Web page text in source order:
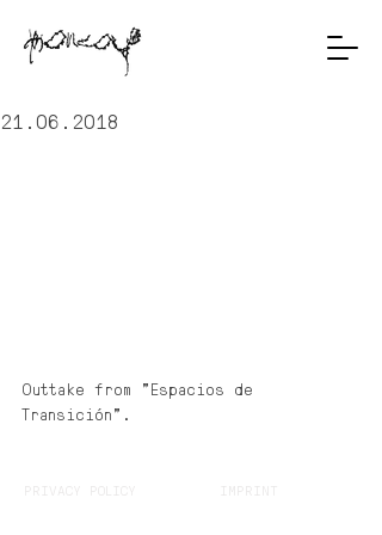
21.06.2018
Outtake from "Espacios de
Transición".
PRIVACY POLICY IMPRINT